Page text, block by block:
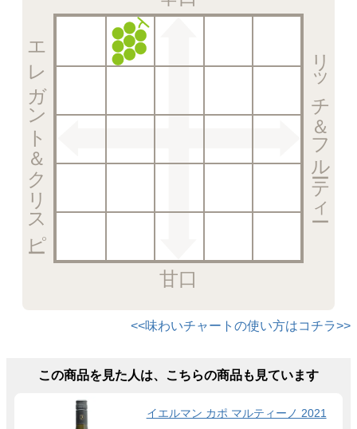
リッチ＆フルーティー
甘口
エレガント＆クリスピー
<<味わいチャートの使い方はコチラ>>
この商品を見た人は、こちらの商品も見ています
イエルマン カポ マルティーノ 2021